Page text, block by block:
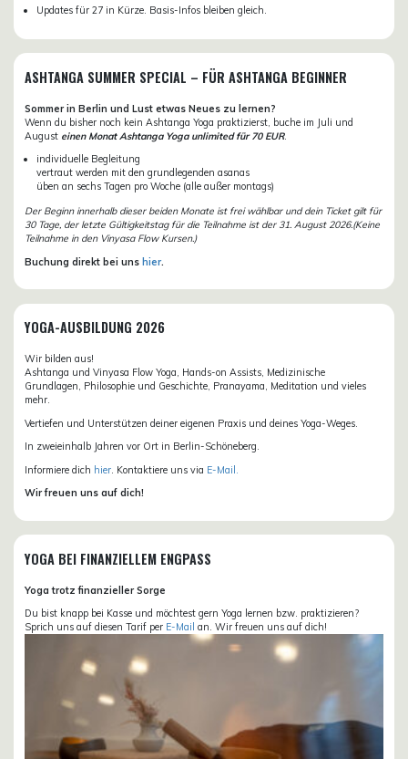
Updates für 27 in Kürze. Basis-Infos bleiben gleich.
ASHTANGA SUMMER SPECIAL – FÜR ASHTANGA BEGINNER
Sommer in Berlin und Lust etwas Neues zu lernen?
Wenn du bisher noch kein Ashtanga Yoga praktizierst, buche im Juli und
August einen Monat Ashtanga Yoga unlimited für 70 EUR.
individuelle Begleitung
vertraut werden mit den grundlegenden asanas
üben an sechs Tagen pro Woche (alle außer montags)
Der Beginn innerhalb dieser beiden Monate ist frei wählbar und dein Ticket gilt für
30 Tage, der letzte Gültigkeitstag für die Teilnahme ist der 31. August 2026.(Keine
Teilnahme in den Vinyasa Flow Kursen.)
Buchung direkt bei uns hier.
YOGA-AUSBILDUNG 2026
Wir bilden aus!
Ashtanga und Vinyasa Flow Yoga, Hands-on Assists, Medizinische
Grundlagen, Philosophie und Geschichte, Pranayama, Meditation und vieles
mehr.
Vertiefen und Unterstützen deiner eigenen Praxis und deines Yoga-Weges.
In zweieinhalb Jahren vor Ort in Berlin-Schöneberg.
Informiere dich hier . Kontaktiere uns via E-Mail.
Wir freuen uns auf dich!
YOGA BEI FINANZIELLEM ENGPASS
Yoga trotz finanzieller Sorge
Du bist knapp bei Kasse und möchtest gern Yoga lernen bzw. praktizieren?
Sprich uns auf diesen Tarif per E-Mail an. Wir freuen uns auf dich!